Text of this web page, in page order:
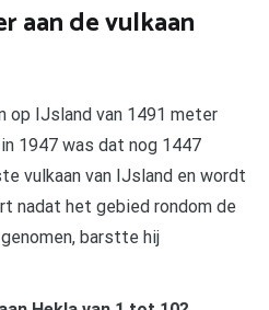
aan de vulkaan
op IJsland van 1491 meter
1947 was dat nog 1447
vulkaan van IJsland en wordt
nadat het gebied rondom de
barstte hij